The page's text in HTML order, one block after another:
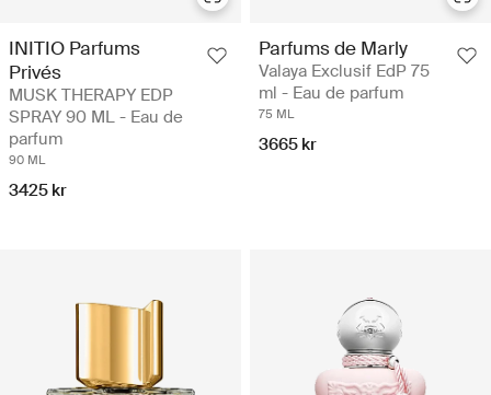
INITIO Parfums
Privés
MUSK THERAPY EDP
SPRAY 90 ML - Eau de
parfum
90 ML
3425 kr
Parfums de Marly
Valaya Exclusif EdP 75
ml - Eau de parfum
75 ML
3665 kr